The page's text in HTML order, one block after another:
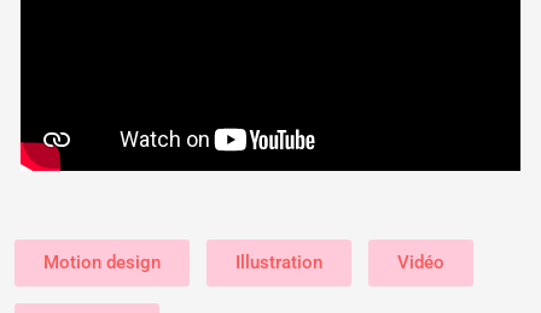
Motion design Illustration Vidéo